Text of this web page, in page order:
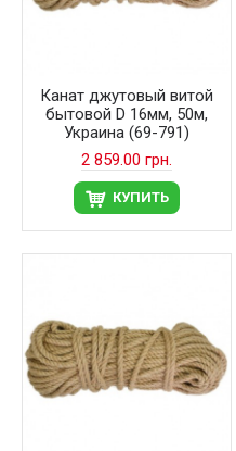
Канат джутовый витой
бытовой D 16мм, 50м,
Украина (69-791)
2 859.00 грн.
КУПИТЬ